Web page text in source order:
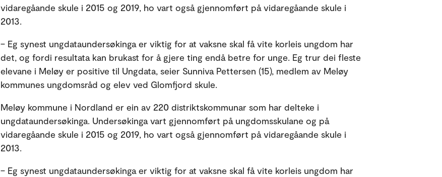
vidaregåande skule i 2015 og 2019, ho vart også gjennomført på vidaregåande skule i
2013.
– Eg synest ungdataundersøkinga er viktig for at vaksne skal få vite korleis ungdom har
det, og fordi resultata kan brukast for å gjere ting endå betre for unge. Eg trur dei fleste
elevane i Meløy er positive til Ungdata, seier Sunniva Pettersen (15), medlem av Meløy
kommunes ungdomsråd og elev ved Glomfjord skule.
Meløy kommune i Nordland er ein av 220 distriktskommunar som har delteke i
ungdataundersøkinga. Undersøkinga vart gjennomført på ungdomsskulane og på
vidaregåande skule i 2015 og 2019, ho vart også gjennomført på vidaregåande skule i
2013.
– Eg synest ungdataundersøkinga er viktig for at vaksne skal få vite korleis ungdom har